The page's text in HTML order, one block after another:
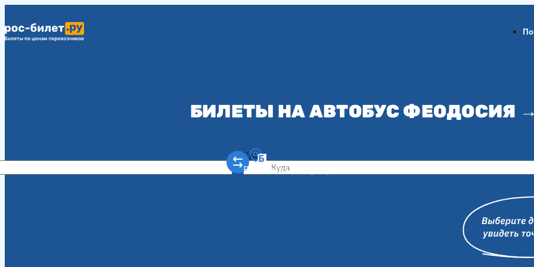
БИЛЕТЫ НА АВТОБУС ФЕОДОСИЯ
Куда
Ростов-на-Дону